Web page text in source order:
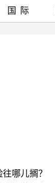
哪儿搁？
国际